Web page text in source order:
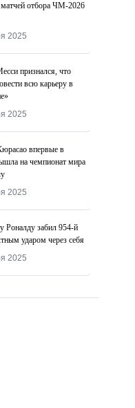
отбора ЧМ-2026
2025
признался, что
всю карьеру в
2025
впервые в
на чемпионат мира
2025
Роналду забил 954-й
ударом через себя
2025